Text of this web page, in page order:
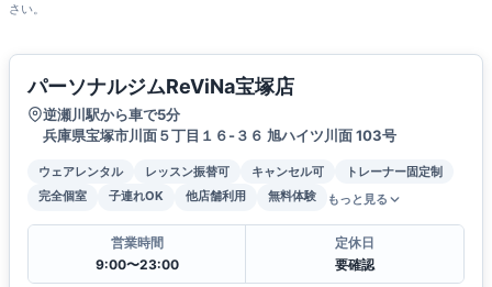
さい。
パーソナルジムReViNa宝塚店
逆瀬川駅から車で5分
兵庫県宝塚市川面５丁目１６-３６ 旭ハイツ川面 103号
ウェアレンタル レッスン振替可 キャンセル可
トレーナー固定制
完全個室
子連れOK 他店舗利用 無料体験 もっと見る
営業時間
9:00〜23:00
定休日
要確認